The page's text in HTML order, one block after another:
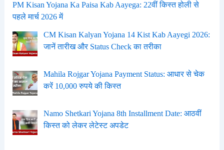
PM Kisan Yojana Ka Paisa Kab Aayega: 22वीं किस्त होली से
पहले मार्च 2026 में
CM Kisan Kalyan Yojana 14 Kist Kab Aayegi 2026:
जानें तारीख और Status Check का तरीका
Mahila Rojgar Yojana Payment Status: आधार से चेक
करें 10,000 रुपये की किस्त
Namo Shetkari Yojana 8th Installment Date: आठवीं
किस्त को लेकर लेटेस्ट अपडेट